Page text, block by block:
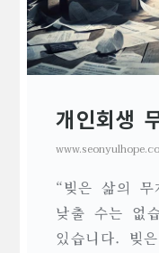
개인회생
“빚은 삶의 무
낮출 수는 없
있습니다. 빚